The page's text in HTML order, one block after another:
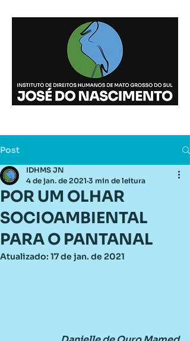
Post
POR UM OLHAR
SOCIOAMBIENTAL
PARA O PANTANAL
IDHMS JN
4 de jan. de 2021 3 min de leitura
Atualizado: 17 de jan. de 2021